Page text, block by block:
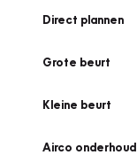
Direct plannen
Grote beurt
Kleine beurt
Airco onderhoud